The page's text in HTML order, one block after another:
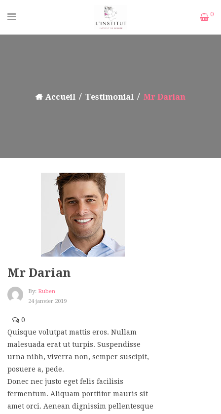
0
Accueil Testimonial Mr Darian
Mr Darian
By: Ruben
24 janvier 2019
0
Quisque volutpat mattis eros. Nullam
malesuada erat ut turpis. Suspendisse
urna nibh, viverra non, semper suscipit,
posuere a, pede.
Donec nec justo eget felis facilisis
fermentum. Aliquam porttitor mauris sit
amet orci. Aenean dignissim pellentesque